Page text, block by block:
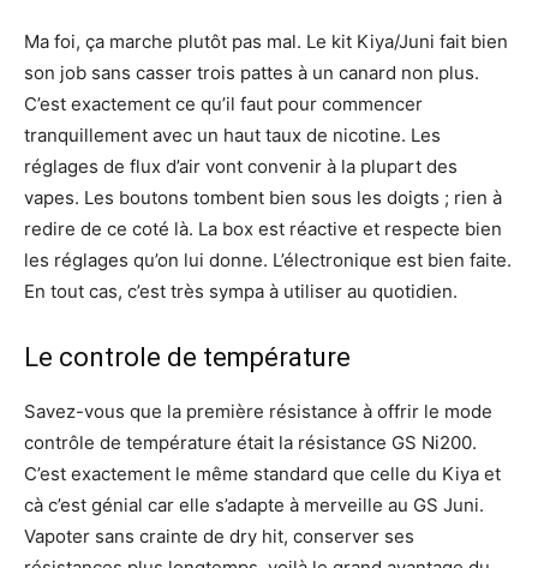
Ma foi, ça marche plutôt pas mal. Le kit Kiya/Juni fait bien
son job sans casser trois pattes à un canard non plus.
C’est exactement ce qu’il faut pour commencer
tranquillement avec un haut taux de nicotine. Les
réglages de flux d’air vont convenir à la plupart des
vapes. Les boutons tombent bien sous les doigts ; rien à
redire de ce coté là. La box est réactive et respecte bien
les réglages qu’on lui donne. L’électronique est bien faite.
En tout cas, c’est très sympa à utiliser au quotidien.
Le controle de température
Savez-vous que la première résistance à offrir le mode
contrôle de température était la résistance GS Ni200.
C’est exactement le même standard que celle du Kiya et
cà c’est génial car elle s’adapte à merveille au GS Juni.
Vapoter sans crainte de dry hit, conserver ses